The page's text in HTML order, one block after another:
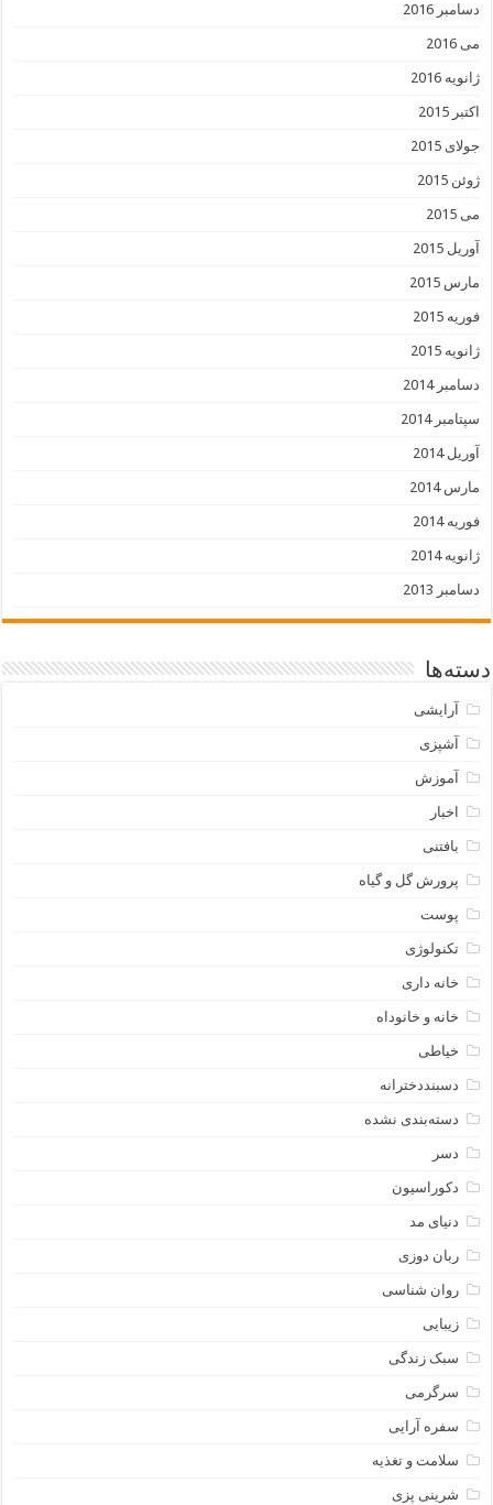
دسامبر 2016
می 2016
ژانویه 2016
اکتبر 2015
جولای 2015
ژوئن 2015
می 2015
آوریل 2015
مارس 2015
فوریه 2015
ژانویه 2015
دسامبر 2014
سپتامبر 2014
آوریل 2014
مارس 2014
فوریه 2014
ژانویه 2014
دسامبر 2013
دسته‌ها
آرایشی
آشپزی
آموزش
اخبار
بافتنی
پرورش گل و گیاه
پوست
تکنولوژی
خانه داری
خانه و خانوداه
خیاطی
دسبنددخترانه
دسته‌بندی نشده
دسر
دکوراسیون
دنیای مد
ربان دوزی
روان شناسی
زیبایی
سبک زندگی
سرگرمی
سفره آرایی
سلامت و تغذیه
شرینی پزی